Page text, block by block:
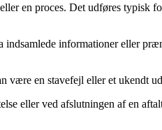
en proces. Det udføres typisk
informationer eller
være en stavefejl eller et ukendt
eller ved afslutningen af en